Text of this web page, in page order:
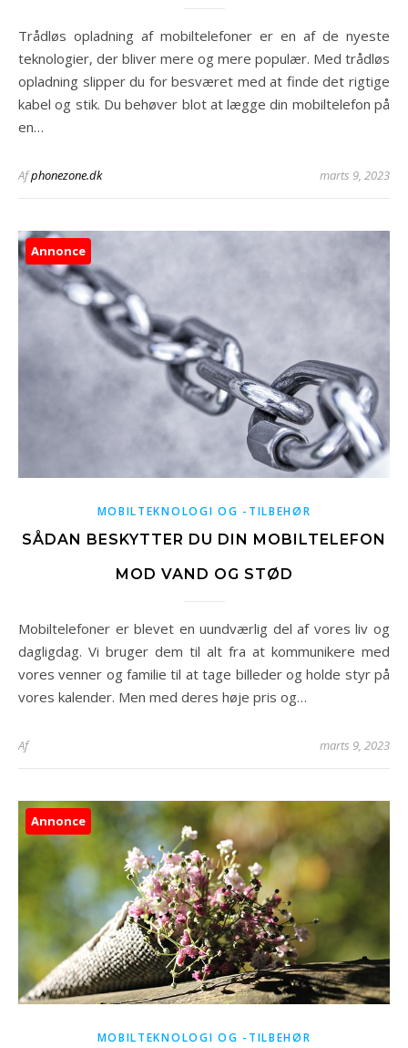
Trådløs opladning af mobiltelefoner er en af de nyeste
teknologier, der bliver mere og mere populær. Med trådløs
opladning slipper du for besværet med at finde det rigtige
kabel og stik. Du behøver blot at lægge din mobiltelefon på
en…
Afphonezone.dk marts 9, 2023
Annonce
MOBILTEKNOLOGI OG -TILBEHØR
SÅDAN BESKYTTER DU DIN MOBILTELEFON
MOD VAND OG STØD
Mobiltelefoner er blevet en uundværlig del af vores liv og
dagligdag. Vi bruger dem til alt fra at kommunikere med
vores venner og familie til at tage billeder og holde styr på
vores kalender. Men med deres høje pris og…
Af marts 9, 2023
Annonce
MOBILTEKNOLOGI OG -TILBEHØR